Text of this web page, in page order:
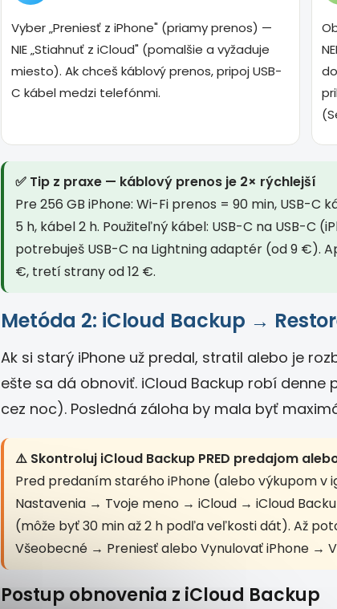
Vyber „Preniesť z iPhone" (priamy prenos) —
NIE „Stiahnuť z iCloud" (pomalšie a vyžaduje
miesto). Ak chceš káblový prenos, pripoj USB-
C kábel medzi telefónmi.
✅ Tip z praxe — káblový prenos je 2× rýchlejší
Pre 256 GB iPhone: Wi-Fi prenos = 90 min, USB-C
5 h, kábel 2 h. Použiteľný kábel: USB-C na USB-C
potrebuješ USB-C na Lightning adaptér (od 9 €).
€, tretí strany od 12 €.
Metóda 2: iCloud Backup →
Ak si starý iPhone už predal, stratil alebo je
ešte sa dá obnoviť. iCloud Backup robí denne
cez noc). Posledná záloha by mala byť
⚠️ Skontroluj iCloud Backup PRED predajom
Pred predaním starého iPhone (alebo výkupom v
Nastavenia → Tvoje meno → iCloud → iCloud
(môže byť 30 min až 2 h podľa veľkosti dát). Až
Všeobecné → Preniesť alebo Vynulovať iPhone →
Postup obnovenia z iCloud Backup